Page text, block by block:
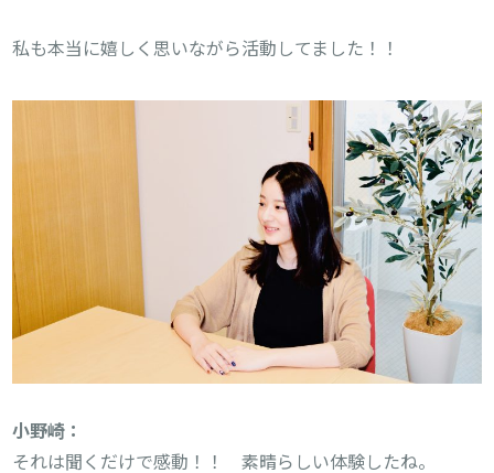
私も本当に嬉しく思いながら活動してました！！
小野崎：
それは聞くだけで感動！！　素晴らしい体験したね。